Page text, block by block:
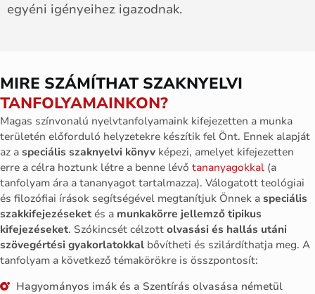
egyéni igényeihez igazodnak.
MIRE SZÁMÍTHAT SZAKNYELVI
TANFOLYAMAINKON?
Magas színvonalú nyelvtanfolyamaink kifejezetten a munka
területén előforduló helyzetekre készítik fel Önt. Ennek alapját
az a speciális szaknyelvi könyv képezi, amelyet kifejezetten
erre a célra hoztunk létre a benne lévő tananyagokkal (a
tanfolyam ára a tananyagot tartalmazza). Válogatott teológiai
és filozófiai írások segítségével megtanítjuk Önnek a speciális
szakkifejezéseket és a munkakörre jellemző tipikus
kifejezéseket. Szókincsét célzott olvasási és hallás utáni
szövegértési gyakorlatokkal bővítheti és szilárdíthatja meg. A
tanfolyam a következő témakörökre is összpontosít:
Hagyományos imák és a Szentírás olvasása németül